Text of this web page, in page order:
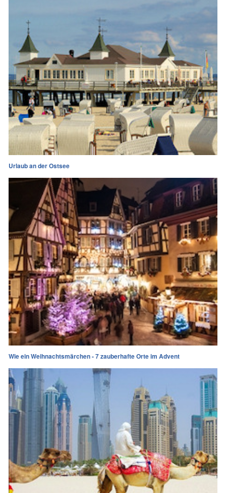
Urlaub an der Ostsee
Wie ein Weihnachtsmärchen - 7 zauberhafte Orte im Advent